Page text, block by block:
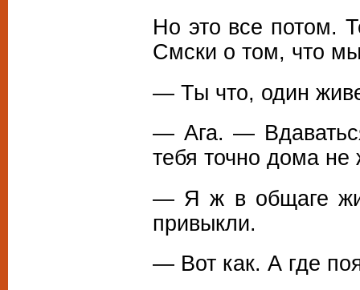
Но это все потом.
Смски о том, что
— Ты что, один
— Ага. —
тебя точно дома не
— Я ж в общаге
привыкли.
— Вот как. А где